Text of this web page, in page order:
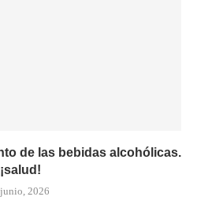
de las bebidas alcohólicas.
¡salud!
2026